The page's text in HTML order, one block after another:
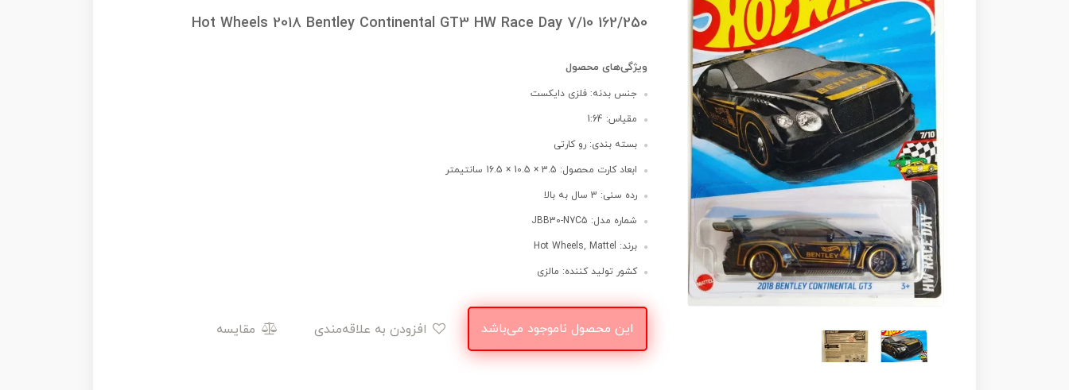
Hot Wheels 2018 Bentley Continental GT3 HW Race Day 7/10 162/250
ویژگی‌های محصول
جنس بدنه: فلزی دایکست
مقیاس: 1:64
بسته بندی: رو کارتی
ابعاد کارت محصول: 3.5 × 10.5 × 16.5 سانتیمتر
رده سنی: 3 سال به بالا
شماره مدل: JBB30-N7C5
برند: Hot Wheels, Mattel
کشور تولید کننده: مالزی
این محصول ناموجود می‌باشد مقایسه